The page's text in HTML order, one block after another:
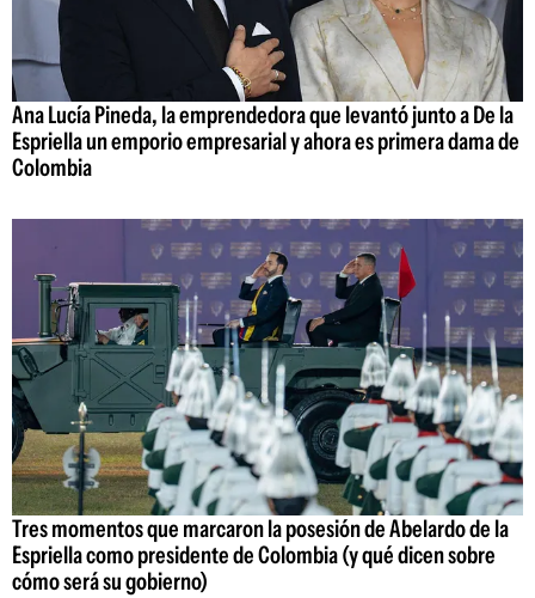
Ana Lucía Pineda, la emprendedora que levantó junto a De la
Espriella un emporio empresarial y ahora es primera dama de
Colombia
Tres momentos que marcaron la posesión de Abelardo de la
Espriella como presidente de Colombia (y qué dicen sobre
cómo será su gobierno)